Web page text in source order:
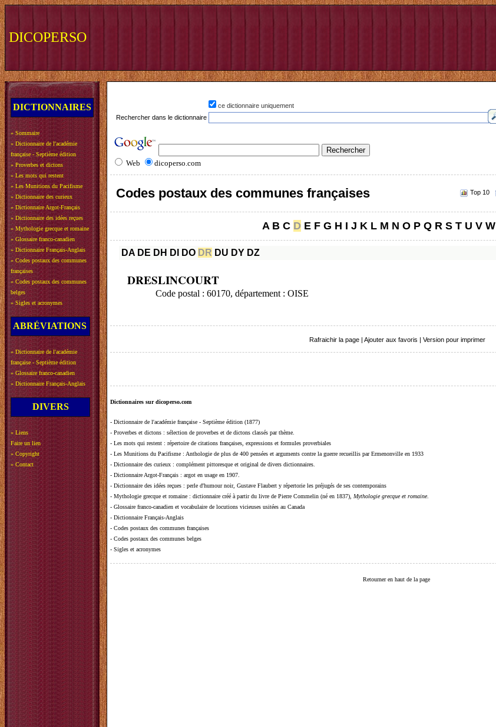
DICOPERSO
DICTIONNAIRES
» Sommaire
» Dictionnaire de l'académie
française - Septième édition
» Proverbes et dictons
» Les mots qui restent
» Les Munitions du Pacifisme
» Dictionnaire des curieux
» Dictionnaire Argot-Français
» Dictionnaire des idées reçues
» Mythologie grecque et romaine
» Glossaire franco-canadien
» Dictionnaire Français-Anglais
» Codes postaux des communes
françaises
» Codes postaux des communes
belges
» Sigles et acronymes
ABRÉVIATIONS
» Dictionnaire de l'académie
française - Septième édition
» Glossaire franco-canadien
» Dictionnaire Français-Anglais
DIVERS
» Liens
Faire un lien
» Copyright
» Contact
ce dictionnaire uniquement
Rechercher dans le dictionnaire
Web dicoperso.com
Codes postaux des communes françaises Top 10
A B C D E F G H I J K L M N O P Q R S T U V W
DA DE DH DI DO DR DU DY DZ
DRESLINCOURT
Code postal : 60170, département : OISE
Rafraichir la page | Ajouter aux favoris | Version pour imprimer
Dictionnaires sur dicoperso.com
- Dictionnaire de l'académie française - Septième édition (1877)
- Proverbes et dictons : sélection de proverbes et de dictons classés par thème.
- Les mots qui restent : répertoire de citations françaises, expressions et formules proverbiales
- Les Munitions du Pacifisme : Anthologie de plus de 400 pensées et arguments contre la guerre recueillis par Ermenonville en 1933
- Dictionnaire des curieux : complément pittoresque et original de divers dictionnaires.
- Dictionnaire Argot-Français : argot en usage en 1907.
- Dictionnaire des idées reçues : perle d'humour noir, Gustave Flaubert y répertorie les préjugés de ses contemporains
- Mythologie grecque et romaine : dictionnaire créé à partir du livre de Pierre Commelin (né en 1837), Mythologie grecque et romaine.
- Glossaire franco-canadien et vocabulaire de locutions vicieuses usitées au Canada
- Dictionnaire Français-Anglais
- Codes postaux des communes françaises
- Codes postaux des communes belges
- Sigles et acronymes
Retourner en haut de la page